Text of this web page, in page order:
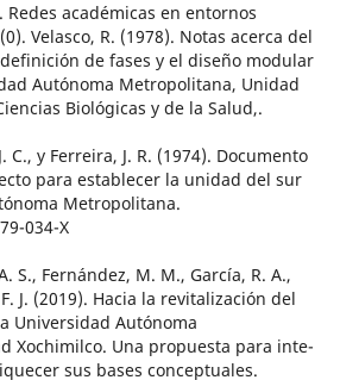
Redes académicas en entornos
Velasco, R. (1978). Notas acerca del
de fases y el diseño modular
Autónoma Metropolitana, Unidad
Biológicas y de la Salud,.
C., y Ferreira, J. R. (1974). Documento
para establecer la unidad del sur
Metropolitana.
034-X
S., Fernández, M. M., García, R. A.,
J. (2019). Hacia la revitalización del
Universidad Autónoma
Xochimilco. Una propuesta para inte-
sus bases conceptuales.